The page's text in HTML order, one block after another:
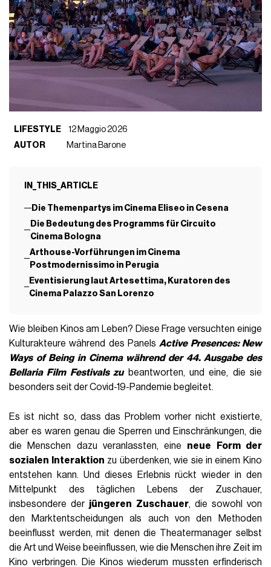
LIFESTYLE
12 Maggio 2026
AUTOR
Martina Barone
IN_THIS_ARTICLE
Die Themenpartys im Cinema Eliseo in Cesena
Die Bedeutung des Programms für Circuito
Cinema Bologna
Arthouse-Vorführungen im Cinema
Postmodernissimo in Perugia
Eventisierung laut Artesettima, Kuratoren des
Cinema Palazzo San Lorenzo
Wie bleiben Kinos am Leben? Diese Frage versuchten einige
Kulturakteure während des PanelsActive Presences: New
Ways of Being in Cinema während der 44. Ausgabe des
Bellaria Film Festivalszubeantworten, und eine, die sie
besonders seit der Covid-19-Pandemie begleitet.
Es ist nicht so, dass das Problem vorher nicht existierte,
aber es waren genau die Sperren und Einschränkungen, die
die Menschen dazu veranlassten, eine neue Form der
sozialen Interaktion zu überdenken, wie sie in einem Kino
entstehen kann. Und dieses Erlebnis rückt wieder in den
Mittelpunkt des täglichen Lebens der Zuschauer,
insbesondere der jüngeren Zuschauer, die sowohl von
den Marktentscheidungen als auch von den Methoden
beeinflusst werden, mit denen die Theatermanager selbst
die Art und Weise beeinflussen, wie die Menschen ihre Zeit im
Kino verbringen. Die Kinos wiederum mussten erfinderisch